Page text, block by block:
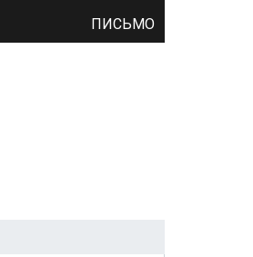
ПИСЬМО